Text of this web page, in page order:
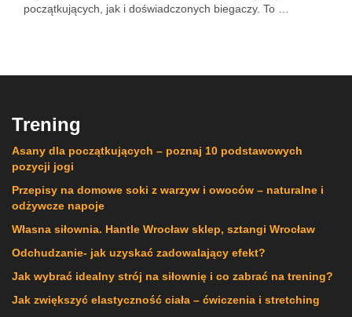
początkujących, jak i doświadczonych biegaczy. To …
Trening
Asany dla początkujących – poznaj 10 podstawowych
pozycji jogi
Przepisy na domowe soki z warzyw i owoców – naturalne i
odżywcze napoje
Własna siłownia. Hantle Wrocław sklep, sztangi Wrocław
Odchudzanie- jak uzyskać zadowalający efekt?
Jak wybrać idealny strój na siłownię i co zabrać na trening?
Jak zwiększyć elastyczność ciała – ćwiczenia i stretching